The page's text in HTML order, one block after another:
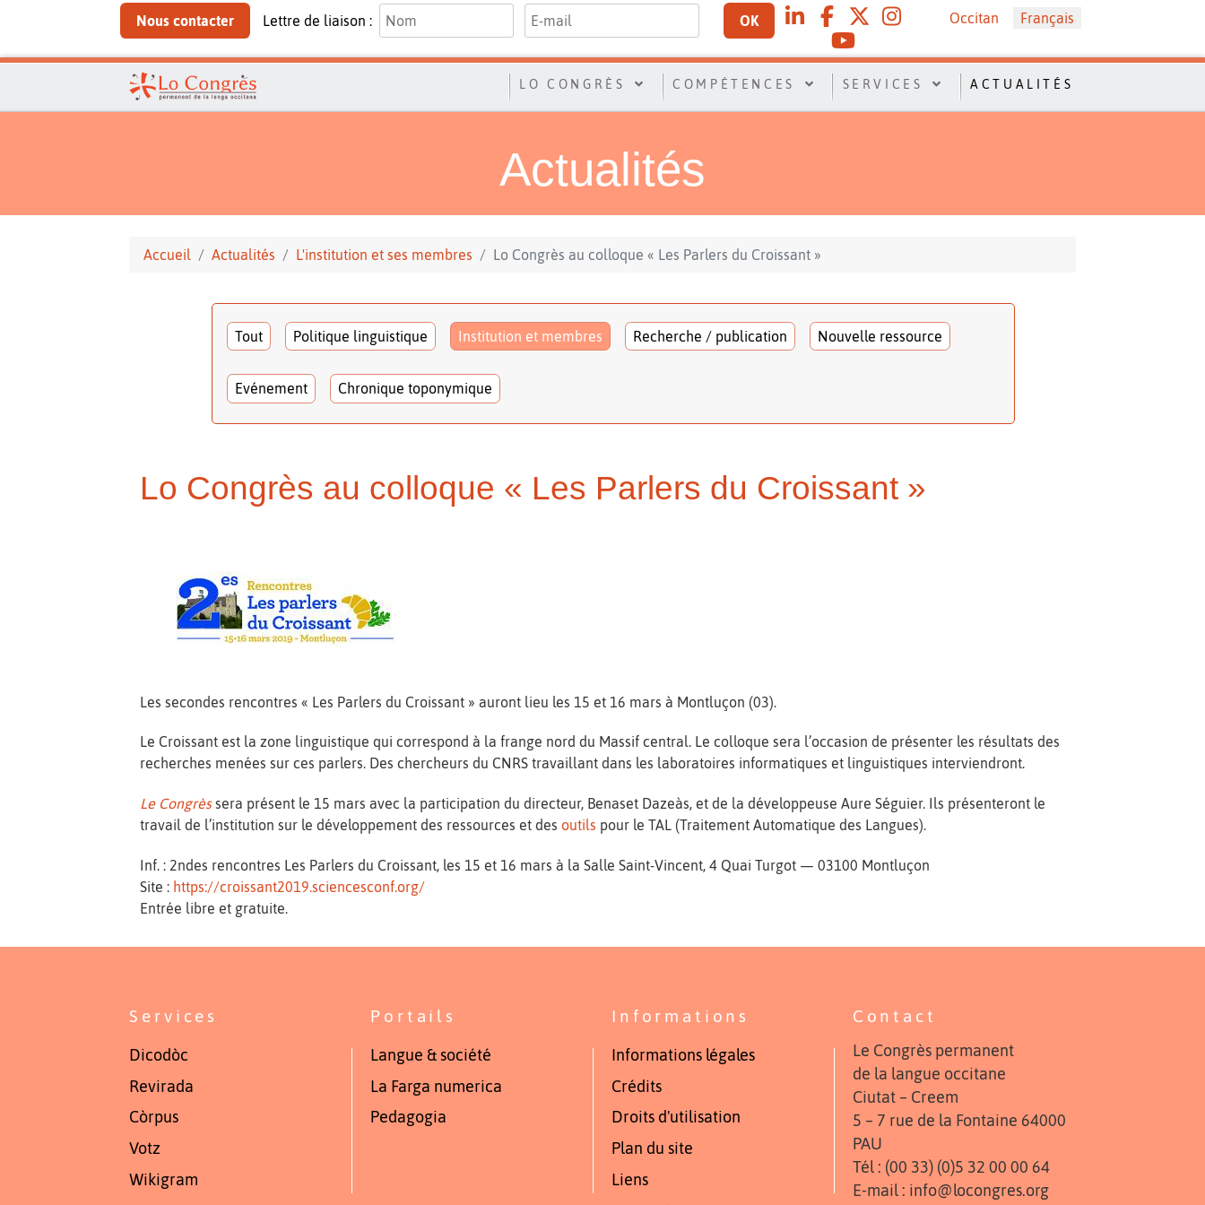
Nous contacter Lettre de liaison : OK Sélectionnez votre langue
Occitan Français
LO CONGRÈS COMPÉTENCES SERVICES ACTUALITÉS
Actualités
Accueil Actualités L'institution et ses membres Lo Congrès au colloque « Les Parlers du Croissant »
Tout Politique linguistique Institution et membres Recherche / publication Nouvelle ressource
Evénement Chronique toponymique
Lo Congrès au colloque « Les Parlers du Croissant »
Les secondes rencontres « Les Parlers du Croissant » auront lieu les 15 et 16 mars à Montluçon (03).
Le Croissant est la zone linguistique qui correspond à la frange nord du Massif central. Le colloque sera l’occasion de présenter les résultats des
recherches menées sur ces parlers. Des chercheurs du CNRS travaillant dans les laboratoires informatiques et linguistiques interviendront.
Le Congrèssera présent le 15 mars avec la participation du directeur, Benaset Dazeàs, et de la développeuse Aure Séguier. Ils présenteront le
travail de l’institution sur le développement des ressources et desoutils pour le TAL (Traitement Automatique des Langues).
Inf. : 2ndes rencontres Les Parlers du Croissant, les 15 et 16 mars à la Salle Saint-Vincent, 4 Quai Turgot — 03100 Montluçon
Site : https://croissant2019.sciencesconf.org/
Entrée libre et gratuite.
Services
Dicodòc
Revirada
Còrpus
Votz
Wikigram
Portails
Langue & société
La Farga numerica
Pedagogia
Informations
Informations légales
Crédits
Droits d'utilisation
Plan du site
Liens
Contact
Le Congrès permanent
de la langue occitane
Ciutat – Creem
5 – 7 rue de la Fontaine 64000
PAU
Tél : (00 33) (0)5 32 00 00 64
E-mail : info@locongres.org